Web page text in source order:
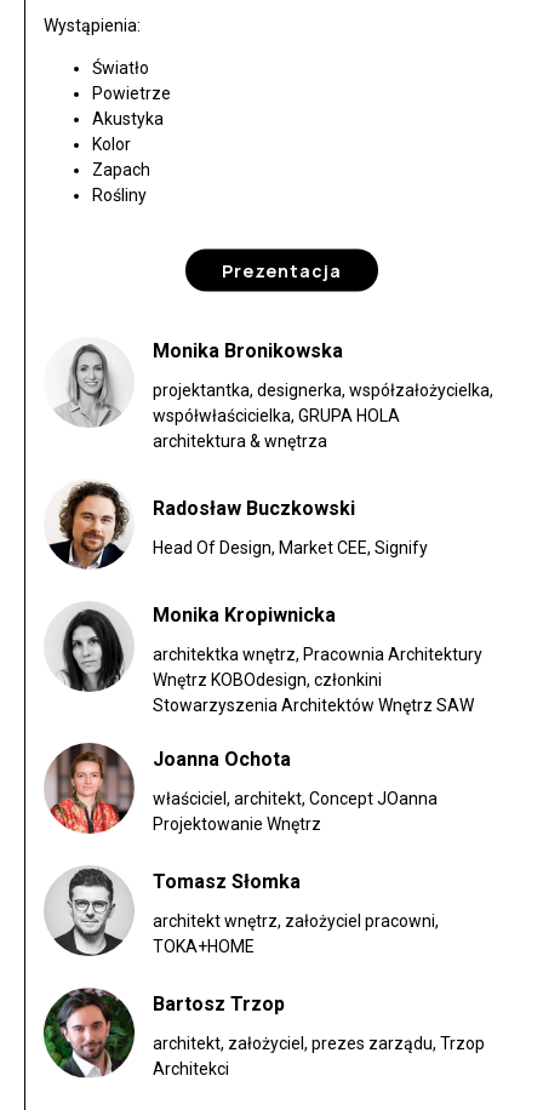
Wystąpienia:
Światło
Powietrze
Akustyka
Kolor
Zapach
Rośliny
Prezentacja
Monika Bronikowska
projektantka, designerka, współzałożycielka,
współwłaścicielka, GRUPA HOLA
architektura & wnętrza
Radosław Buczkowski
Head Of Design, Market CEE, Signify
Monika Kropiwnicka
architektka wnętrz, Pracownia Architektury
Wnętrz KOBOdesign, członkini
Stowarzyszenia Architektów Wnętrz SAW
Joanna Ochota
właściciel, architekt, Concept JOanna
Projektowanie Wnętrz
Tomasz Słomka
architekt wnętrz, założyciel pracowni,
TOKA+HOME
Bartosz Trzop
architekt, założyciel, prezes zarządu, Trzop
Architekci